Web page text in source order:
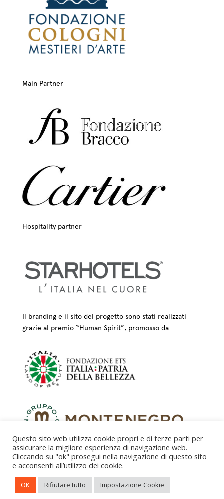
Main Partner
Hospitality partner
Il branding e il sito del progetto sono stati realizzati
grazie al premio “Human Spirit”, promosso da
CREDITS – © FONDAZIONE COLOGNI DEI MESTIERI
D’ARTE ETS 2025
Questo sito web utilizza cookie propri e di terze parti per
assicurare la migliore esperienza di navigazione web.
Cliccando su "ok" prosegui nella navigazione di questo sito
e acconsenti all’utilizzo dei cookie.
OK Rifiutare tutto Impostazione Cookie